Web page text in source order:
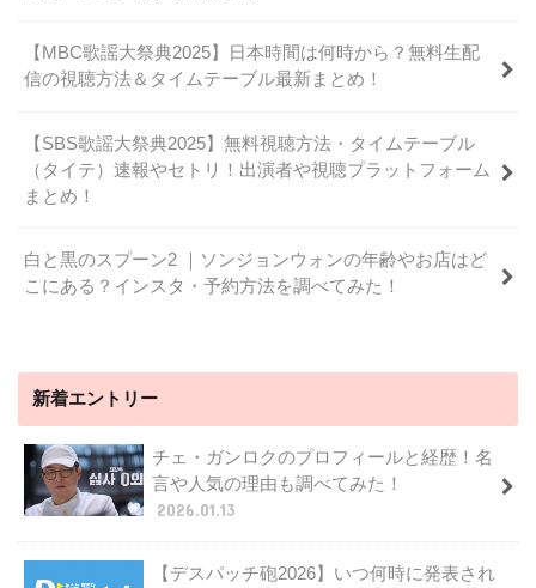
【MBC歌謡大祭典2025】日本時間は何時から？無料生配
信の視聴方法＆タイムテーブル最新まとめ！
【SBS歌謡大祭典2025】無料視聴方法・タイムテーブル
（タイテ）速報やセトリ！出演者や視聴プラットフォーム
まとめ！
白と黒のスプーン2 ｜ソンジョンウォンの年齢やお店はど
こにある？インスタ・予約方法を調べてみた！
新着エントリー
チェ・ガンロクのプロフィールと経歴！名
言や人気の理由も調べてみた！
2026.01.13
【デスパッチ砲2026】いつ何時に発表され